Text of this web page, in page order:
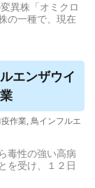
異株「オミクロ
の一種で、現在
エンザウイ
作業, 鳥インフルエ
毒性の強い高病
を受け、１２日